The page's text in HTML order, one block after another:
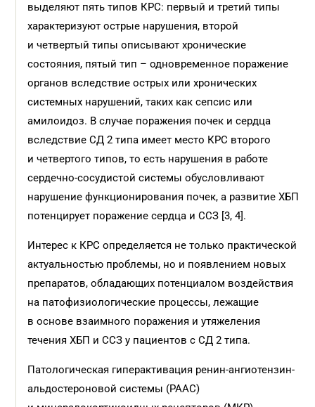
выделяют пять типов КРС: первый и третий типы
характеризуют острые нарушения, второй
и четвертый типы описывают хронические
состояния, пятый тип – одновременное поражение
органов вследствие острых или хронических
системных нарушений, таких как сепсис или
амилоидоз. В случае поражения почек и сердца
вследствие СД 2 типа имеет место КРС второго
и четвертого типов, то есть нарушения в работе
сердечно-сосудистой системы обусловливают
нарушение функционирования почек, а развитие ХБП
потенцирует поражение сердца и ССЗ [3, 4].
Интерес к КРС определяется не только практической
актуальностью проблемы, но и появлением новых
препаратов, обладающих потенциалом воздействия
на патофизиологические процессы, лежащие
в основе взаимного поражения и утяжеления
течения ХБП и ССЗ у пациентов c СД 2 типа.
Патологическая гиперактивация ренин-ангиотензин-
альдостероновой системы (РААС)